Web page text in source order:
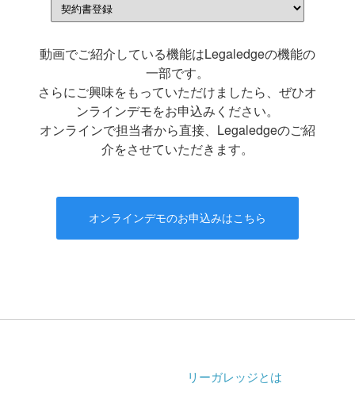
動画でご紹介している機能はLegaledgeの機能の
一部です。
さらにご興味をもっていただけましたら、ぜひオ
ンラインデモをお申込みください。
オンラインで担当者から直接、Legaledgeのご紹
介をさせていただきます。
オンラインデモのお申込みはこちら
リーガレッジとは